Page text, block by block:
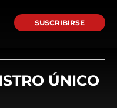
SUSCRIBIRSE
ÚNICO